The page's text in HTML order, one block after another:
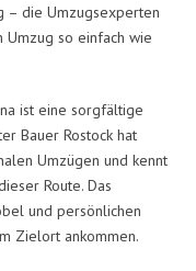
– die Umzugsexperten
Umzug so einfach wie
ist eine sorgfältige
Bauer Rostock hat
Umzügen und kennt
Route. Das
und persönlichen
Zielort ankommen.